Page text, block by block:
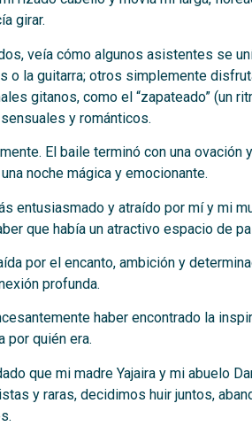
girar.
veía cómo algunos asistentes se
o la guitarra; otros simplemente
gitanos, como el “zapateado” (un
y románticos.
El baile terminó con una
noche mágica y emocionante.
entusiasmado y atraído por mí y mi
que había un atractivo espacio de
por el encanto, ambición y
profunda.
haber encontrado la
por quién era.
que mi madre Yajaira y mi abuelo
y raras, decidimos huir juntos,